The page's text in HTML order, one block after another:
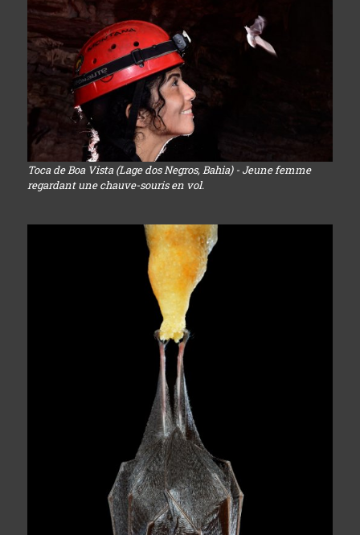
Toca de Boa Vista (Lage dos Negros, Bahia) - Jeune femme
regardant une chauve-souris en vol.